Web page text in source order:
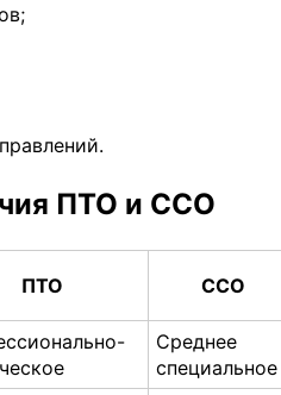
ПТО и ССО
ПТО ССО
Среднее
специальное